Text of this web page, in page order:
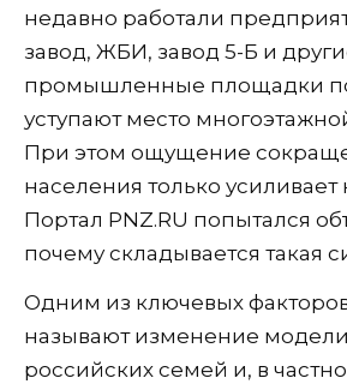
недавно работали
завод, ЖБИ, завод 5-Б и
промышленные площадки
уступают место
При этом ощущение
населения только
Портал PNZ.RU попытался
почему складывается такая
Одним из ключевых
называют изменение
российских семей и, в